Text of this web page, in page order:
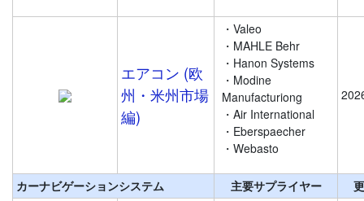
エアコン (欧
州・米州市場
編)
・Valeo
・MAHLE Behr
・Hanon Systems
・Modine
Manufacturiong
・Air International
・Eberspaecher
・Webasto
カーナビゲーションシステム 主要サプライヤー